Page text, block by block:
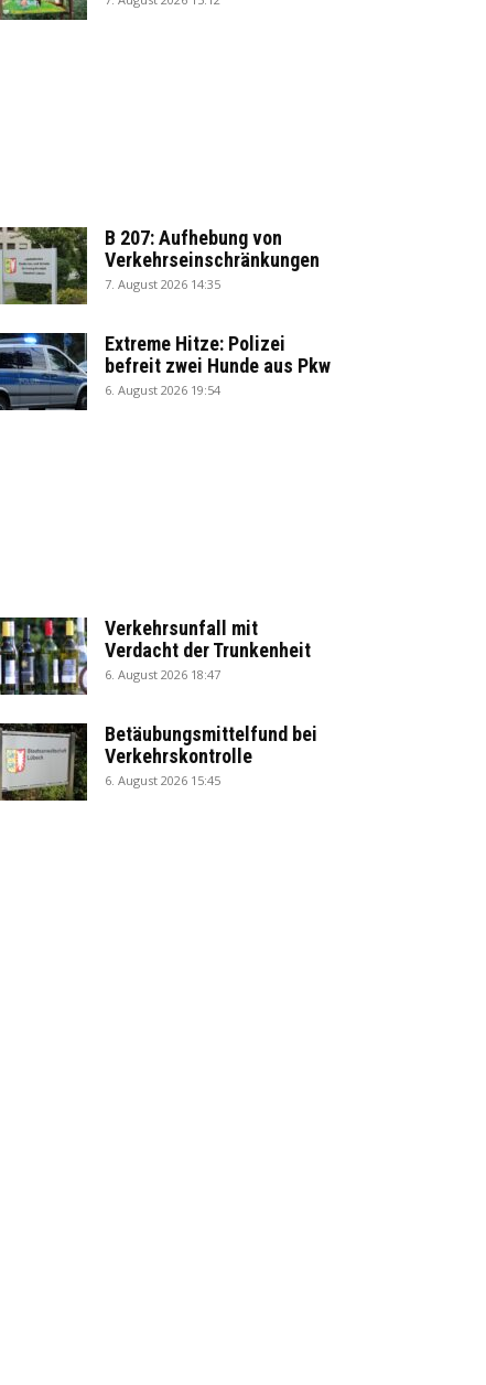
B 207: Aufhebung von
Verkehrseinschränkungen
7. August 2026 14:35
Extreme Hitze: Polizei
befreit zwei Hunde aus Pkw
6. August 2026 19:54
Verkehrsunfall mit
Verdacht der Trunkenheit
6. August 2026 18:47
Betäubungsmittelfund bei
Verkehrskontrolle
6. August 2026 15:45